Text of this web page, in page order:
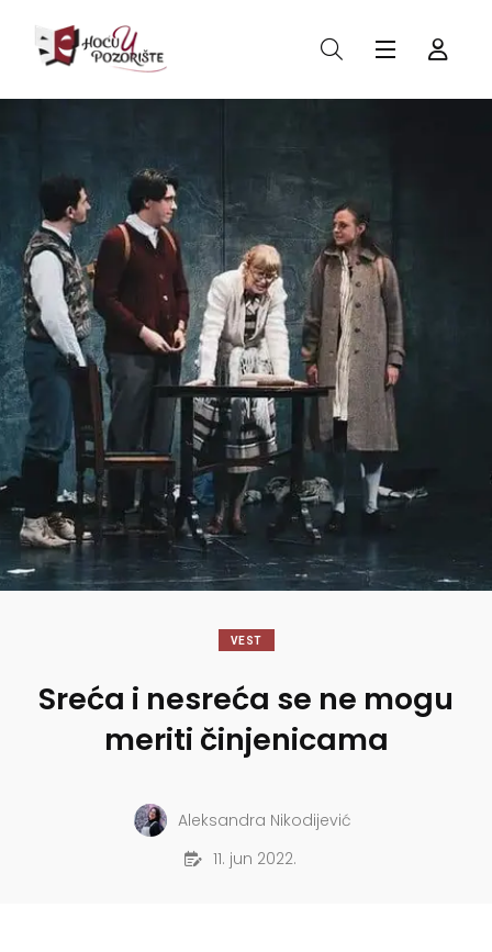
VEST
Sreća i nesreća se ne mogu
meriti činjenicama
Aleksandra Nikodijević
11. jun 2022.